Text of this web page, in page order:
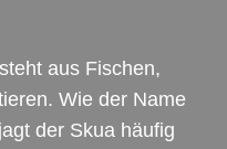
aus Fischen,
Wie der Name
der Skua häufig